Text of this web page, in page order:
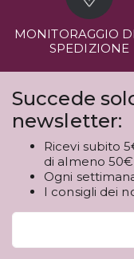
MONITORAGGIO
SPEDIZIONE
Succede
newsletter:
Ricevi subito
di almeno 50€
Ogni
I consigli dei